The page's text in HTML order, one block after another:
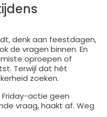
denk aan feestdagen,
de vragen binnen. En
oproepen of
Terwijl dat hét
zoeken.
Friday-actie geen
vraag, haakt af. Weg